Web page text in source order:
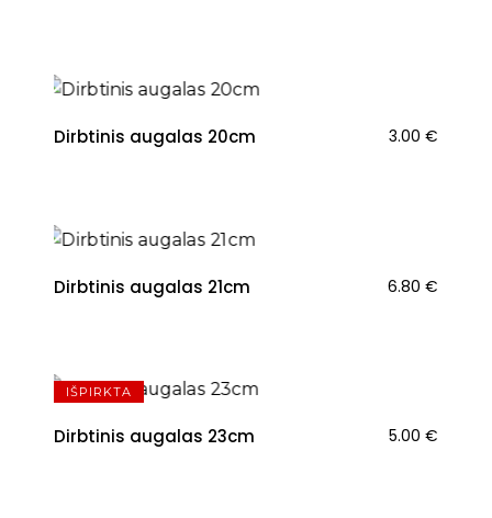
Dirbtinis augalas 20cm 3.00 €
Dirbtinis augalas 21cm 6.80 €
IŠPIRKTA
Dirbtinis augalas 23cm 5.00 €